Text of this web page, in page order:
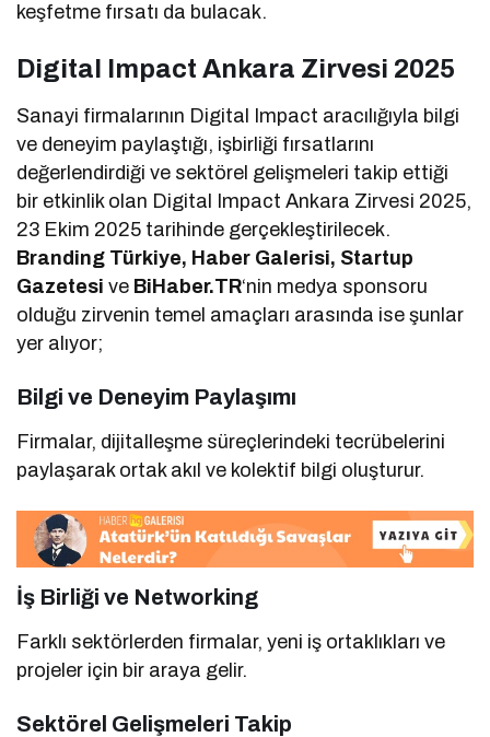
keşfetme fırsatı da bulacak.
Digital Impact Ankara Zirvesi 2025
Sanayi firmalarının Digital Impact aracılığıyla bilgi
ve deneyim paylaştığı, işbirliği fırsatlarını
değerlendirdiği ve sektörel gelişmeleri takip ettiği
bir etkinlik olan Digital Impact Ankara Zirvesi 2025,
23 Ekim 2025 tarihinde gerçekleştirilecek.
Branding Türkiye, Haber Galerisi, Startup
Gazetesive BiHaber.TR‘nin medya sponsoru
olduğu zirvenin temel amaçları arasında ise şunlar
yer alıyor;
Bilgi ve Deneyim Paylaşımı
Firmalar, dijitalleşme süreçlerindeki tecrübelerini
paylaşarak ortak akıl ve kolektif bilgi oluşturur.
İş Birliği ve Networking
Farklı sektörlerden firmalar, yeni iş ortaklıkları ve
projeler için bir araya gelir.
Sektörel Gelişmeleri Takip